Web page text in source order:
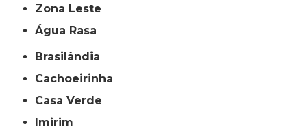
Zona Leste
Água Rasa
Brasilândia
Cachoeirinha
Casa Verde
Imirim